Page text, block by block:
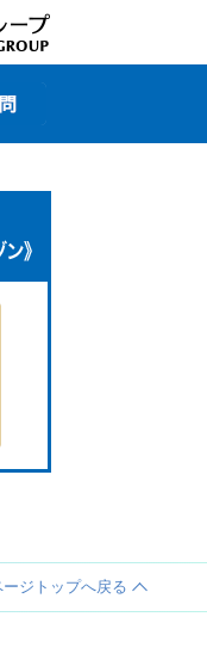
ージトップへ戻る